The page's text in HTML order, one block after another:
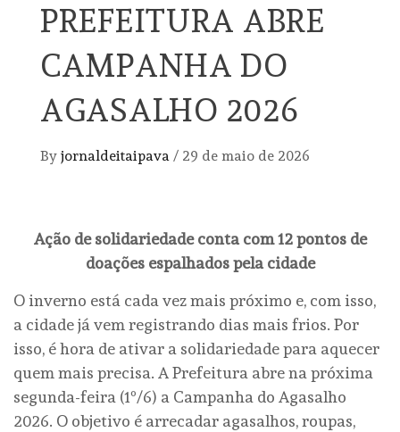
PREFEITURA ABRE
CAMPANHA DO
AGASALHO 2026
By jornaldeitaipava / 29 de maio de 2026
Ação de solidariedade conta com 12 pontos de
doações espalhados pela cidade
O inverno está cada vez mais próximo e, com isso,
a cidade já vem registrando dias mais frios. Por
isso, é hora de ativar a solidariedade para aquecer
quem mais precisa. A Prefeitura abre na próxima
segunda-feira (1º/6) a Campanha do Agasalho
2026. O objetivo é arrecadar agasalhos, roupas,